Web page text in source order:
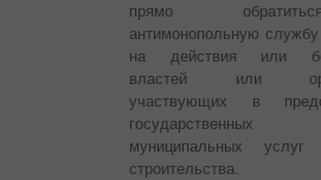
прямо
антимонопольную
на действия или
властей или
участвующих в
муниципальных
строительства.